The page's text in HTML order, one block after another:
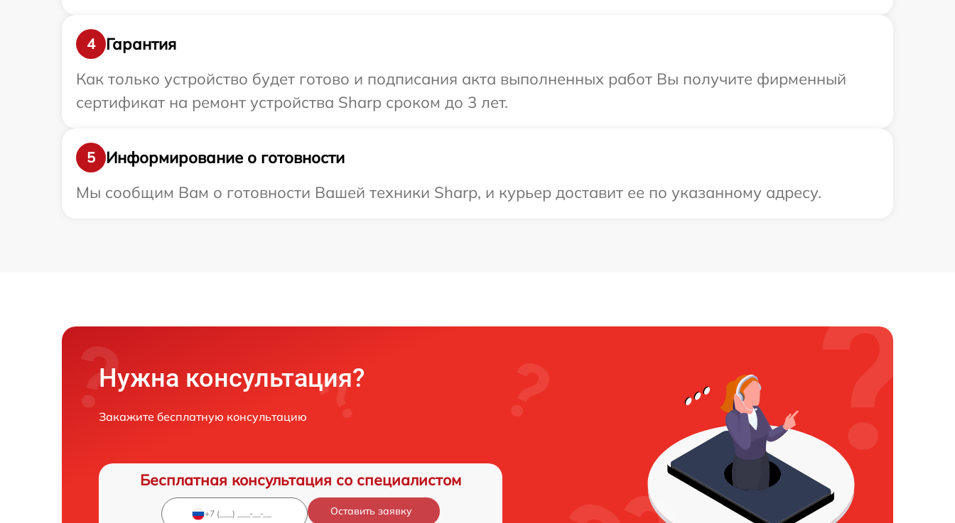
4
Гарантия
Как только устройство будет готово и подписания акта выполненных работ Вы получите фирменный
сертификат на ремонт устройства Sharp сроком до 3 лет.
5
Информирование о готовности
Мы сообщим Вам о готовности Вашей техники Sharp, и курьер доставит ее по указанному адресу.
Нужна консультация?
Закажите бесплатную консультацию
Бесплатная консультация со специалистом
Оставить заявку